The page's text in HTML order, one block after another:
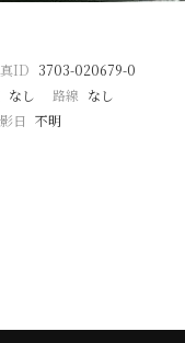
ID 3703-020679-0
なし 路線 なし
日 不明